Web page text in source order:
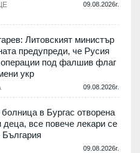
09.08.2026г.
Литовският министър
предупреди, че Русия
операции под фалшив флаг
укр
09.08.2026г.
в Бургас отворена
деца, все повече лекари се
09.08.2026г.